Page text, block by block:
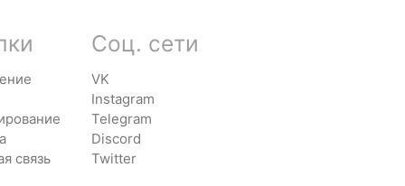
связь
Соц. сети
VK
Instagram
Telegram
Discord
Twitter